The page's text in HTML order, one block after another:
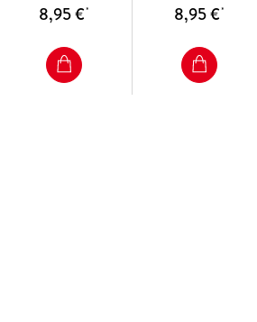
8,95 €* 8,95 €*